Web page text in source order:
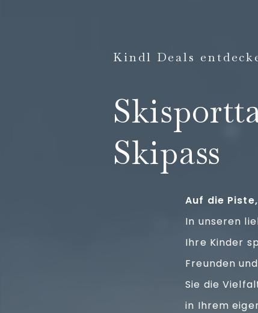
Kindl Deals
Skipass
Auf die
In unseren
Ihre Kinder
Freunden
Sie die
in Ihrem